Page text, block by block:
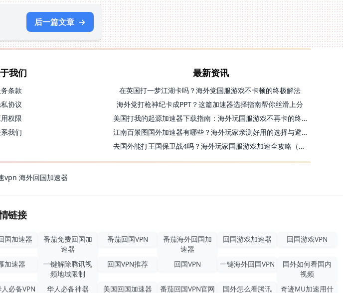
后一篇文章 →
我们
条款
协议
权限
我们
最新资讯
在英国打一梦江湖卡吗？海外党国服游戏不卡顿的终极解法
海外党打枪神纪卡成PPT？这篇加速器选择指南帮你丝滑上分
美国打我的起源加速器下载指南：海外玩国服游戏不再卡的终极方案
江南百景图国外加速器有哪些？海外玩家亲测好用的选择与避坑指南
去国外能打王国保卫战4吗？海外玩家国服游戏加速全攻略（附公主连结幻想江湖实测）
vpn 海外回国加速器
链接
国加速器
番茄免费回国加
速器
番茄回国VPN
番茄海外回国加
速器
回国游戏加速器 回国游戏VPN
加速器
一键解除腾讯视
频地域限制
回国VPN推荐 回国VPN 一键海外回国VPN
国外如何看国内
视频
必备VPN 华人必备神器 美国回国加速器 番茄回国VPN官网 国外怎么看腾讯 奇迹MU加速用什